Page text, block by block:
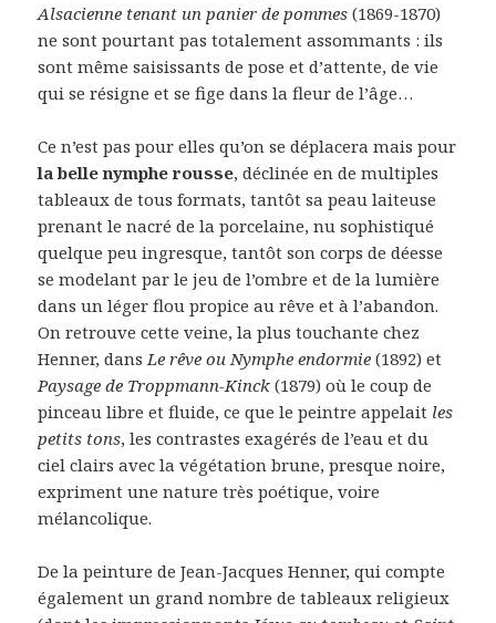
Alsacienne tenant un panier de pommes (1869-1870)
ne sont pourtant pas totalement assommants : ils
sont même saisissants de pose et d’attente, de vie
qui se résigne et se fige dans la fleur de l’âge…
Ce n’est pas pour elles qu’on se déplacera mais pour
la belle nymphe rousse, déclinée en de multiples
tableaux de tous formats, tantôt sa peau laiteuse
prenant le nacré de la porcelaine, nu sophistiqué
quelque peu ingresque, tantôt son corps de déesse
se modelant par le jeu de l’ombre et de la lumière
dans un léger flou propice au rêve et à l’abandon.
On retrouve cette veine, la plus touchante chez
Henner, dansLe rêve ou Nymphe endormie (1892) et
Paysage de Troppmann-Kinck (1879) où le coup de
pinceau libre et fluide, ce que le peintre appelait les
petits tons, les contrastes exagérés de l’eau et du
ciel clairs avec la végétation brune, presque noire,
expriment une nature très poétique, voire
mélancolique.
De la peinture de Jean-Jacques Henner, qui compte
également un grand nombre de tableaux religieux